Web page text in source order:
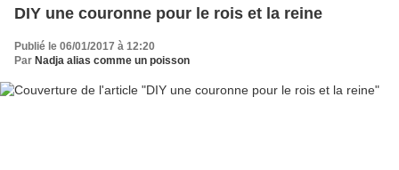
DIY une couronne pour le rois et la reine
Publié le 06/01/2017 à 12:20
Par Nadja alias comme un poisson